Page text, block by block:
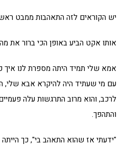
יש הקוראים לזה התאהבות ממבט
אותו אקט הביע באופן הכי ברור את
אמא שלי תמיד היתה מספרת לנו
עם מי שעתיד היה להיקרא אבא שלי,
לרכב, והוא מרוב התרגשות עלה
והתהפך.
"ידעתי אז שהוא התאהב בי", כך